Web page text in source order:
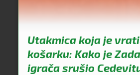
Utakmica koja je
košarku: Kako je
igrača srušio